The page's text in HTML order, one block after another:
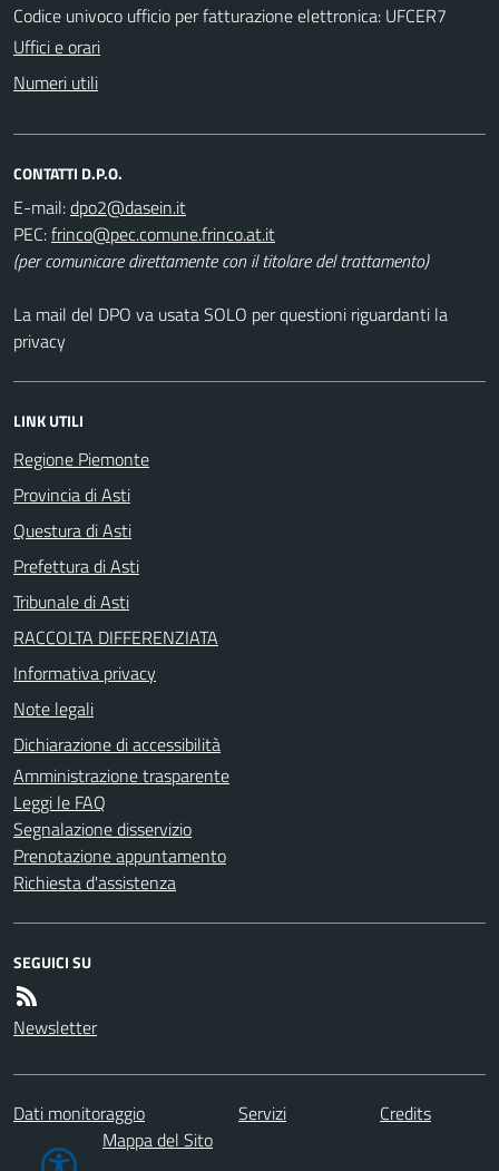
Codice univoco ufficio per fatturazione elettronica: UFCER7
Uffici e orari
Numeri utili
CONTATTI D.P.O.
E-mail:
PEC:
(per comunicare direttamente con il titolare del trattamento)
La mail del DPO va usata SOLO per questioni riguardanti la
privacy
LINK UTILI
Regione Piemonte
Provincia di Asti
Questura di Asti
Prefettura di Asti
Tribunale di Asti
RACCOLTA DIFFERENZIATA
Informativa privacy
Note legali
Dichiarazione di accessibilità
Amministrazione trasparente
Leggi le FAQ
Segnalazione disservizio
Prenotazione appuntamento
Richiesta d'assistenza
SEGUICI SU
Newsletter
Dati monitoraggio Servizi
Credits
Mappa del Sito